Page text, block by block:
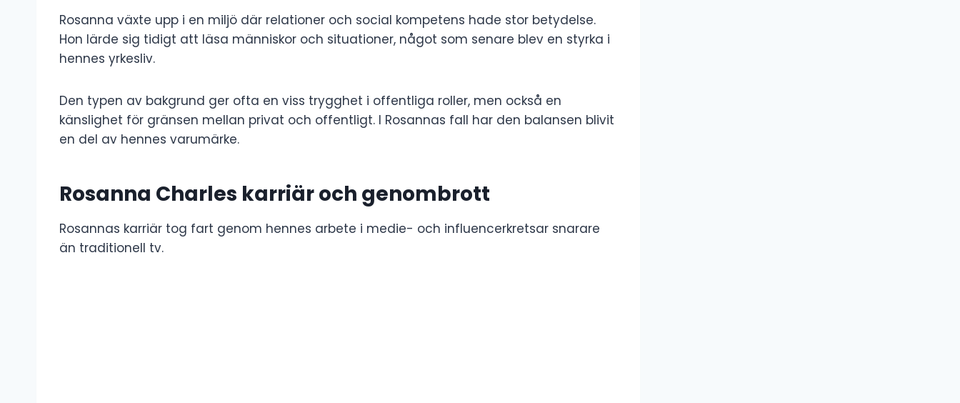
Rosanna växte upp i en miljö där relationer och social kompetens hade stor betydelse.
Hon lärde sig tidigt att läsa människor och situationer, något som senare blev en styrka i
hennes yrkesliv.
Den typen av bakgrund ger ofta en viss trygghet i offentliga roller, men också en
känslighet för gränsen mellan privat och offentligt. I Rosannas fall har den balansen blivit
en del av hennes varumärke.
Rosanna Charles karriär och genombrott
Rosannas karriär tog fart genom hennes arbete i medie- och influencerkretsar snarare
än traditionell tv.